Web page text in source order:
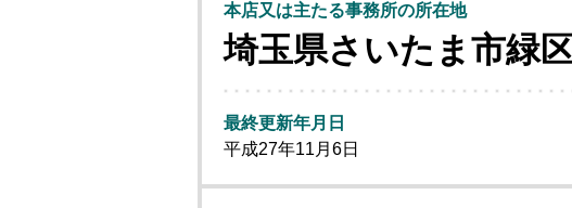
本店又は主たる事務所の所在地
埼玉県さいたま市緑
最終更新年月日
平成27年11月6日